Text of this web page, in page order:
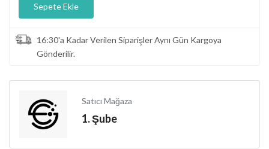
Sepete Ekle
16:30'a Kadar Verilen Siparişler Aynı Gün Kargoya
Gönderilir.
Satıcı Mağaza
1. Şube